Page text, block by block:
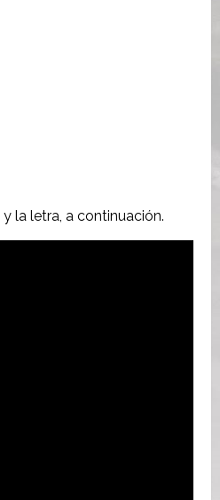
y la letra, a continuación.